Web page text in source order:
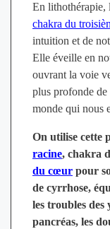
En lithothérapie,
chakra du
intuition et de
Elle éveille en
ouvrant la voie
plus profonde de
monde qui nous
On utilise cette
racine, chakra
du cœurpour
de cyrrhose,
les troubles
pancréas, les